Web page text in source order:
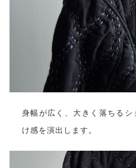
身幅が広く、大きく落ちる
け感を演出します。